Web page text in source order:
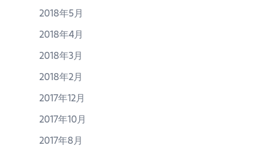
2018年5月
2018年4月
2018年3月
2018年2月
2017年12月
2017年10月
2017年8月